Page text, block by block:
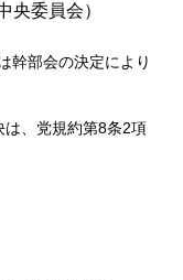
央委員会）
幹部会の決定により
、党規約第8条2項